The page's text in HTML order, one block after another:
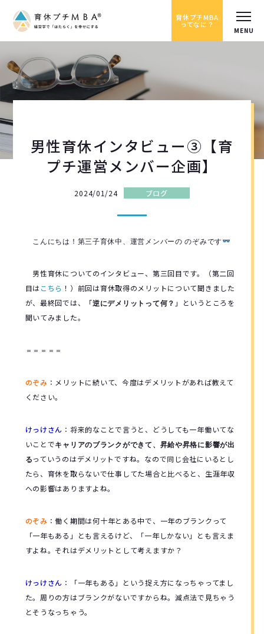
育休プチMBA
ってなに？
男性育休インタビュー③【育
プチ運営メンバー企画】
2024/01/24 ブログ
こんにちは！第三子育休中、運営メンバーの のぞみです
男性育休についてのインタビュー、第三回目です。（第二回
目はこちら ！）前回は育休取得のメリットについて聞きました
が、最終回では、「逆にデメリットって何？ 」というところを
聞いてみました。
＝＝＝＝＝
のぞみ ： メリットに続いて、今度はデメリットがあれば教えて
ください。
けっけさん ： 将来的なことで言うと、どうしても一年働いてな
いことでキャリアのブランクができて、昇給や昇格に影響が出
るっていうのはデメリットですね。なので同じ会社にいるとし
たら、育休を取らないで仕事してた場合と比べると、生涯年収
への影響はありますよね。
のぞみ ：働く期間は何十年とある中で、一年のブランクって
「一年もある」とも言えるけど、「一年しかない」とも言えま
すよね。それはデメリットとして考えますか？
けっけさん ：
「一年もある」という捉え方になっちゃってまし
た。周りの方はブランクがないですからね。減点法で見ちゃう
とそうなっちゃう。